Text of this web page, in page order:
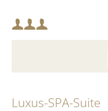
Mindestbelegung:
Luxus-SPA-Suite